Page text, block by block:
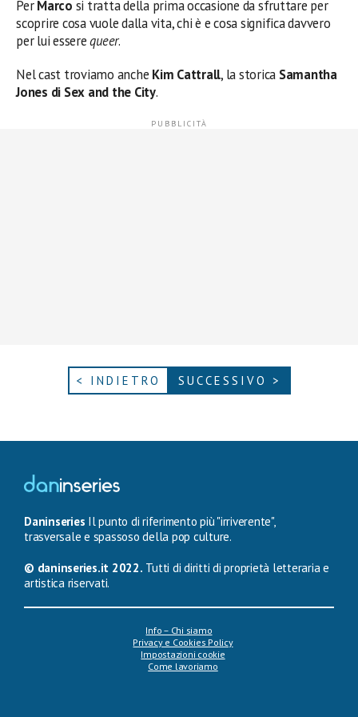
PerMarco si tratta della prima occasione da sfruttare per
scoprire cosa vuole dalla vita, chi è e cosa significa davvero
per lui esserequeer.
Nel cast troviamo anche Kim Cattrall, la storica Samantha
Jones di Sex and the City.
< INDIETRO SUCCESSIVO >
Daninseries Il punto di riferimento più "irriverente",
trasversale e spassoso della pop culture.
© daninseries.it 2022. Tutti di diritti di proprietà letteraria e
artistica riservati.
Info – Chi siamo
Privacy e Cookies Policy
Impostazioni cookie
Come lavoriamo